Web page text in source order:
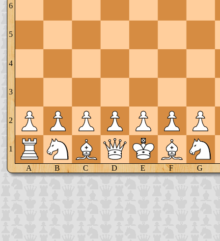
6
5
4
3
2
1
A B C D E F G